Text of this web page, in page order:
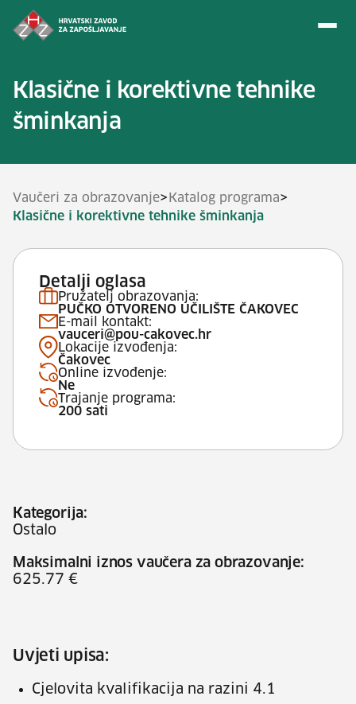
Klasične i korektivne tehnike
šminkanja
Vaučeri za obrazovanje> Katalog programa>
Klasične i korektivne tehnike šminkanja
Detalji oglasa
Pružatelj obrazovanja:
PUČKO OTVORENO UČILIŠTE ČAKOVEC
E-mail kontakt:
vauceri@pou-cakovec.hr
Lokacije izvođenja:
Čakovec
Online izvođenje:
Ne
Trajanje programa:
200 sati
Kategorija:
Ostalo
Maksimalni iznos vaučera za obrazovanje:
625.77 €
Uvjeti upisa:
Cjelovita kvalifikacija na razini 4.1